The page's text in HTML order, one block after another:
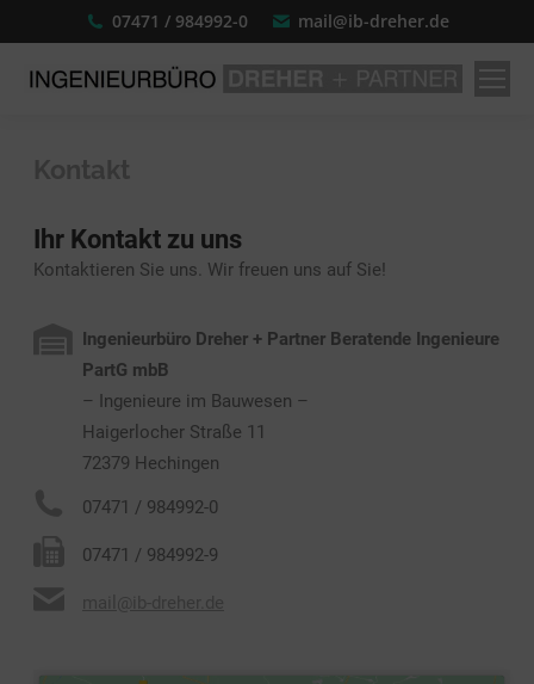
07471 / 984992-0 mail@ib-dreher.de
Ihr Kontakt zu uns
Kontaktieren Sie uns. Wir freuen uns auf Sie!
Ingenieurbüro Dreher + Partner Beratende Ingenieure
PartG mbB
– Ingenieure im Bauwesen –
Haigerlocher Straße 11
72379 Hechingen
07471 / 984992-0
07471 / 984992-9